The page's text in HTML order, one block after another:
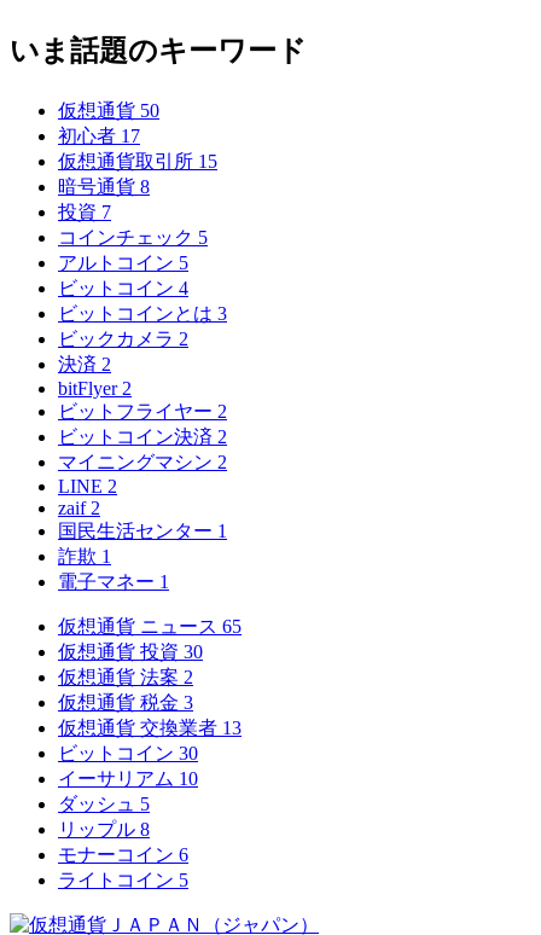
いま話題のキーワード
仮想通貨 50
初心者 17
仮想通貨取引所 15
暗号通貨 8
投資 7
コインチェック 5
アルトコイン 5
ビットコイン 4
ビットコインとは 3
ビックカメラ 2
決済 2
bitFlyer 2
ビットフライヤー 2
ビットコイン決済 2
マイニングマシン 2
LINE 2
zaif 2
国民生活センター 1
詐欺 1
電子マネー 1
仮想通貨 ニュース 65
仮想通貨 投資 30
仮想通貨 法案 2
仮想通貨 税金 3
仮想通貨 交換業者 13
ビットコイン 30
イーサリアム 10
ダッシュ 5
リップル 8
モナーコイン 6
ライトコイン 5